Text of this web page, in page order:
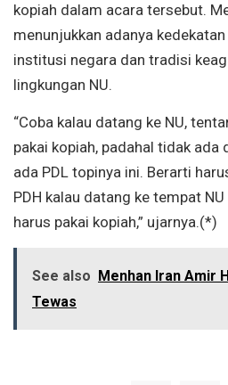
kopiah dalam acara tersebut.
menunjukkan adanya
institusi negara dan tradisi
lingkungan NU.
“Coba kalau datang ke NU,
pakai kopiah, padahal tidak ada
ada PDL topinya ini. Berarti
PDH kalau datang ke tempat
harus pakai kopiah,” ujarnya.(*)
See also Menhan Iran Amir
Tewas